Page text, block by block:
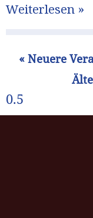
Weiterlesen »
« Neuere